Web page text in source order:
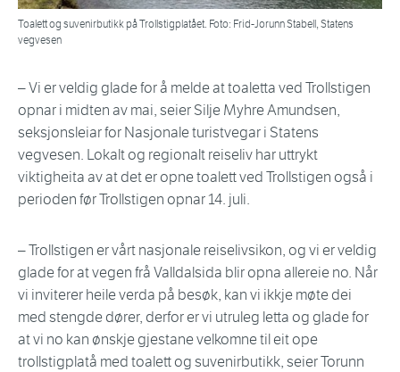
Toalett og suvenirbutikk på Trollstigplatået. Foto: Frid-Jorunn Stabell, Statens
vegvesen
– Vi er veldig glade for å melde at toaletta ved Trollstigen
opnar i midten av mai, seier Silje Myhre Amundsen,
seksjonsleiar for Nasjonale turistvegar i Statens
vegvesen. Lokalt og regionalt reiseliv har uttrykt
viktigheita av at det er opne toalett ved Trollstigen også i
perioden før Trollstigen opnar 14. juli.
– Trollstigen er vårt nasjonale reiselivsikon, og vi er veldig
glade for at vegen frå Valldalsida blir opna allereie no. Når
vi inviterer heile verda på besøk, kan vi ikkje møte dei
med stengde dører, derfor er vi utruleg letta og glade for
at vi no kan ønskje gjestane velkomne til eit ope
trollstigplatå med toalett og suvenirbutikk, seier Torunn